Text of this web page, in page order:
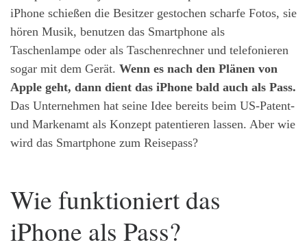
iPhone schießen die Besitzer gestochen scharfe Fotos, sie
hören Musik, benutzen das Smartphone als
Taschenlampe oder als Taschenrechner und telefonieren
sogar mit dem Gerät. Wenn es nach den Plänen von
Apple geht, dann dient das iPhone bald auch als Pass.
Das Unternehmen hat seine Idee bereits beim US-Patent-
und Markenamt als Konzept patentieren lassen. Aber wie
wird das Smartphone zum Reisepass?
Wie funktioniert das
iPhone als Pass?